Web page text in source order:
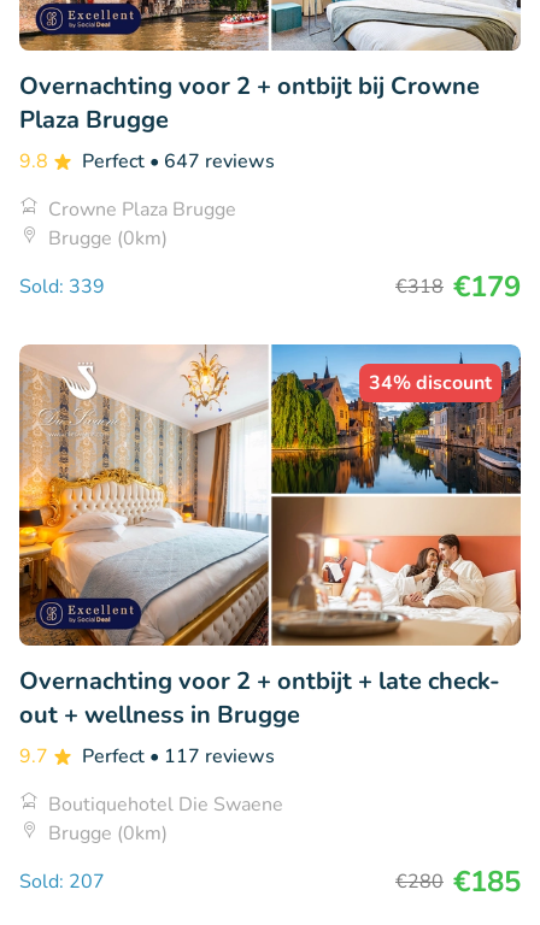
Overnachting voor 2 + ontbijt bij Crowne
Plaza Brugge
9.8 Perfect • 647 reviews
Crowne Plaza Brugge
Brugge (0km)
Sold: 339
€318 €179
34% discount
Overnachting voor 2 + ontbijt + late check-
out + wellness in Brugge
9.7 Perfect • 117 reviews
Boutiquehotel Die Swaene
Brugge (0km)
Sold: 207
€280 €185